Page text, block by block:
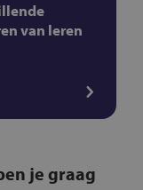
van leren
je graag